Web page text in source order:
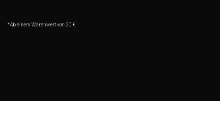
*Ab einem Warenwert von 20 €.